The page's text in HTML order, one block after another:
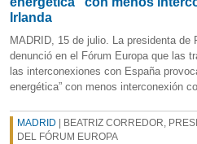
Irlanda
MADRID, 15 de julio. La presidenta de
denunció en el Fórum Europa que las
las interconexiones con España
energética” con menos interconexión
MADRID | BEATRIZ CORREDOR,
DEL FÓRUM EUROPA